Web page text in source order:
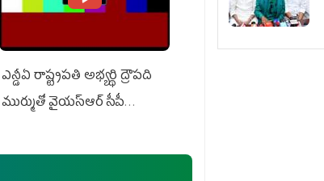
ఎన్డీఏ రాష్ట్ర‌ప‌తి అభ్య‌ర్థి ద్రౌప‌ది
ముర్ముతో వైయ‌స్ఆర్ సీపీ
ఎమ్మెల్యేలు, ఎంపీల స‌మావేశం